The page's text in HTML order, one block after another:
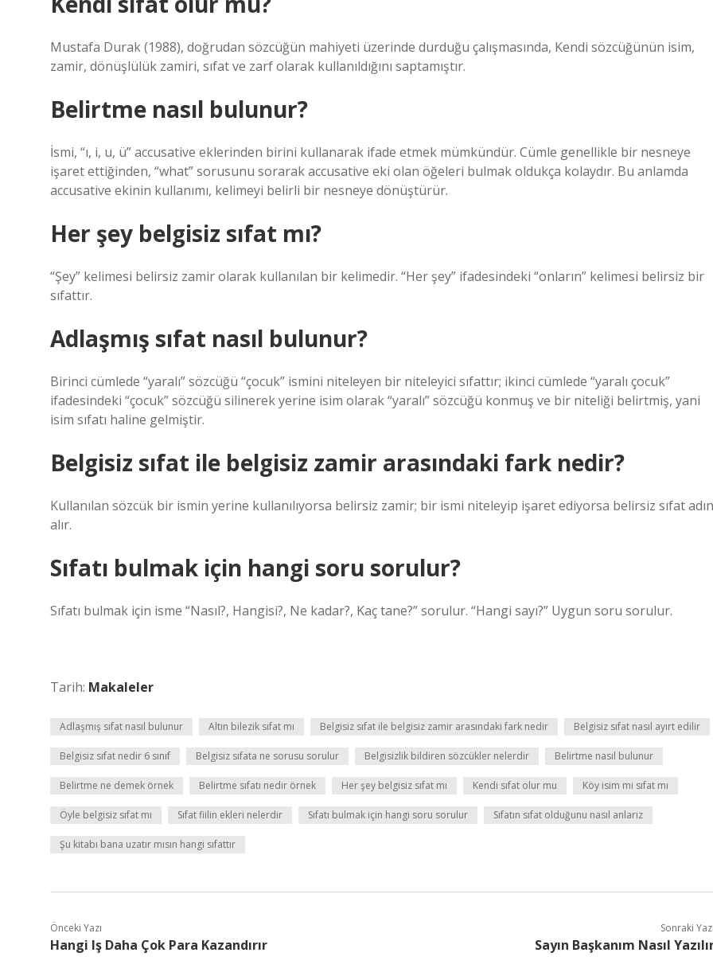
Mustafa Durak (1988), doğrudan sözcüğün mahiyeti üzerinde durduğu çalışmasında, Kendi sözcüğünün isim,
zamir, dönüşlülük zamiri, sıfat ve zarf olarak kullanıldığını saptamıştır.
Belirtme nasıl bulunur?
İsmi, “ı, i, u, ü” accusative eklerinden birini kullanarak ifade etmek mümkündür. Cümle genellikle bir nesneye
işaret ettiğinden, “what” sorusunu sorarak accusative eki olan öğeleri bulmak oldukça kolaydır. Bu anlamda
accusative ekinin kullanımı, kelimeyi belirli bir nesneye dönüştürür.
Her şey belgisiz sıfat mı?
“Şey” kelimesi belirsiz zamir olarak kullanılan bir kelimedir. “Her şey” ifadesindeki “onların” kelimesi belirsiz bir
sıfattır.
Adlaşmış sıfat nasıl bulunur?
Birinci cümlede “yaralı” sözcüğü “çocuk” ismini niteleyen bir niteleyici sıfattır; ikinci cümlede “yaralı çocuk”
ifadesindeki “çocuk” sözcüğü silinerek yerine isim olarak “yaralı” sözcüğü konmuş ve bir niteliği belirtmiş, yani
isim sıfatı haline gelmiştir.
Belgisiz sıfat ile belgisiz zamir arasındaki fark nedir?
Kullanılan sözcük bir ismin yerine kullanılıyorsa belirsiz zamir; bir ismi niteleyip işaret ediyorsa belirsiz sıfat
alır.
Sıfatı bulmak için hangi soru sorulur?
Sıfatı bulmak için isme “Nasıl?, Hangisi?, Ne kadar?, Kaç tane?” sorulur. “Hangi sayı?” Uygun soru sorulur.
Tarih: Makaleler
Adlaşmış sıfat nasıl bulunur Altın bilezik sıfat mı Belgisiz sıfat ile belgisiz zamir arasındaki fark nedir Belgisiz sıfat nasıl ayırt edilir
Belgisiz sıfat nedir 6 sınıf Belgisiz sıfata ne sorusu sorulur Belgisizlik bildiren sözcükler nelerdir Belirtme nasıl bulunur
Belirtme ne demek örnek Belirtme sıfatı nedir örnek Her şey belgisiz sıfat mı Kendi sıfat olur mu Köy isim mi sıfat mı
Öyle belgisiz sıfat mı Sıfat fiilin ekleri nelerdir Sıfatı bulmak için hangi soru sorulur Sıfatın sıfat olduğunu nasıl anlarız
Şu kitabı bana uzatır mısın hangi sıfattır
Önceki Yazı
Hangi Iş Daha Çok Para Kazandırır
Sonraki
Sayın Başkanım Nasıl